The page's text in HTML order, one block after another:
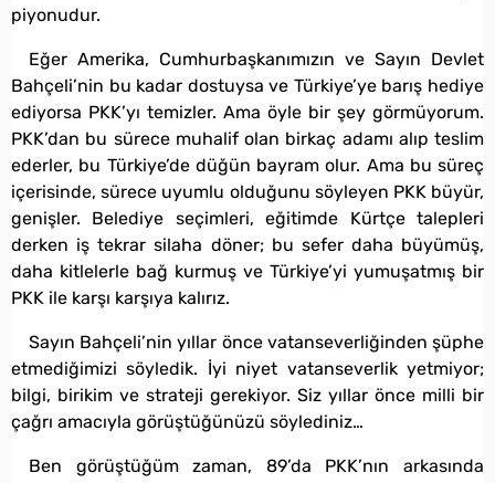
piyonudur.
Eğer Amerika, Cumhurbaşkanımızın ve Sayın Devlet
Bahçeli’nin bu kadar dostuysa ve Türkiye’ye barış hediye
ediyorsa PKK’yı temizler. Ama öyle bir şey görmüyorum.
PKK’dan bu sürece muhalif olan birkaç adamı alıp teslim
ederler, bu Türkiye’de düğün bayram olur. Ama bu süreç
içerisinde, sürece uyumlu olduğunu söyleyen PKK büyür,
genişler. Belediye seçimleri, eğitimde Kürtçe talepleri
derken iş tekrar silaha döner; bu sefer daha büyümüş,
daha kitlelerle bağ kurmuş ve Türkiye’yi yumuşatmış bir
PKK ile karşı karşıya kalırız.
Sayın Bahçeli’nin yıllar önce vatanseverliğinden şüphe
etmediğimizi söyledik. İyi niyet vatanseverlik yetmiyor;
bilgi, birikim ve strateji gerekiyor. Siz yıllar önce milli bir
çağrı amacıyla görüştüğünüzü söylediniz…
Ben görüştüğüm zaman, 89’da PKK’nın arkasında